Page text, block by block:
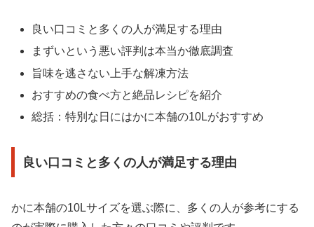
良い口コミと多くの人が満足する理由
まずいという悪い評判は本当か徹底調査
旨味を逃さない上手な解凍方法
おすすめの食べ方と絶品レシピを紹介
総括：特別な日にはかに本舗の10Lがおすすめ
良い口コミと多くの人が満足する理由
かに本舗の10Lサイズを選ぶ際に、多くの人が参考にする